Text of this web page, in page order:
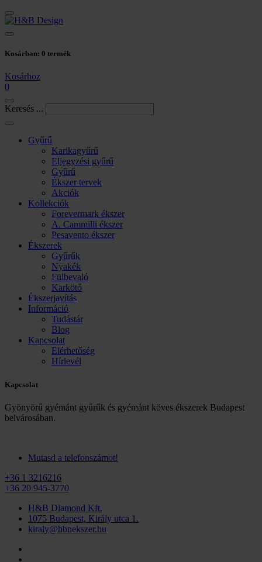
Kosárban: 0 termék
Kosárhoz
0
Keresés ...
Gyűrű
Karikagyűrű
Eljegyzési gyűrű
Gyűrű
Ékszer tervek
Akciók
Kollekciók
Forevermark ékszer
A. Cammilli ékszer
Pesavento ékszer
Ékszerek
Gyűrűk
Nyakék
Fülbevaló
Karkötő
Ékszerjavítás
Információ
Tudástár
Blog
Kapcsolat
Elérhetőség
Hírlevél
Kapcsolat
Gyönyörű gyémánt gyűrűk és gyémánt köves ékszerek Budapest
belvárosában.
Mutasd a telefonszámot!
+36 1 3216216
+36 20 945-3770
H&B Diamond Kft.
1075 Budapest, Király utca 1.
kiraly@hbnekszer.hu